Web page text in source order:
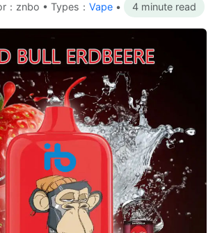
：znbo • Types： Vape • 4 minute read